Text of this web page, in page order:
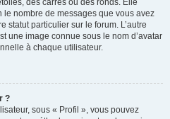
des carrés ou des ronds. Elle
le nombre de messages que vous avez
statut particulier sur le forum. L’autre
une image connue sous le nom d’avatar
à chaque utilisateur.
?
sous « Profil », vous pouvez